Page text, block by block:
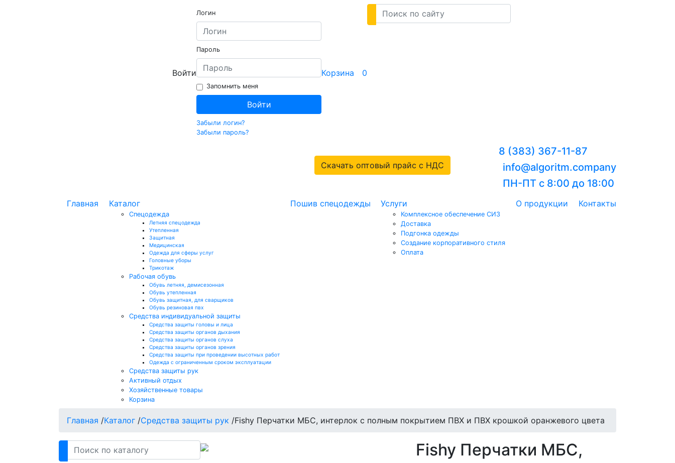
Войти
Логин
Пароль
Запомнить меня
Войти
Забыли логин?
Забыли пароль?
Корзина 0
Скачать оптовый прайс с НДС
8 (383) 367-11-87
info@algoritm.company
ПН-ПТ с 8:00 до 18:00
Главная Каталог
Спецодежда
Летняя спецодежда
Утепленная
Защитная
Медицинская
Одежда для сферы услуг
Головные уборы
Трикотаж
Рабочая обувь
Обувь летняя, демисезонная
Обувь утепленная
Обувь защитная, для сварщиков
Обувь резиновая пвх
Средства индивидуальной защиты
Средства защиты головы и лица
Средства защиты органов дыхания
Средства защиты органов слуха
Средства защиты органов зрения
Средства защиты при проведении высотных работ
Одежда с ограниченным сроком эксплуатации
Средства защиты рук
Активный отдых
Хозяйственные товары
Корзина
Пошив спецодежды Услуги
Комплексное обеспечение СИЗ
Доставка
Подгонка одежды
Создание корпоративного стиля
Оплата
О продукции Контакты
Главная /Каталог /Средства защиты рук /Fishy Перчатки МБС, интерлок с полным покрытием ПВХ и ПВХ крошкой оранжевого цвета
Fishy Перчатки МБС,